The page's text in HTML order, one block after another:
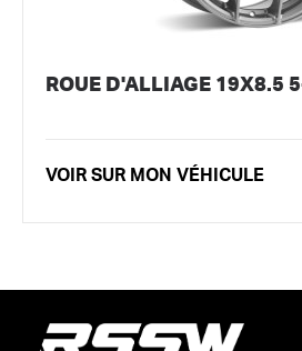
ROUE D'ALLIAGE 19X8.5
VOIR SUR MON VÉHICULE